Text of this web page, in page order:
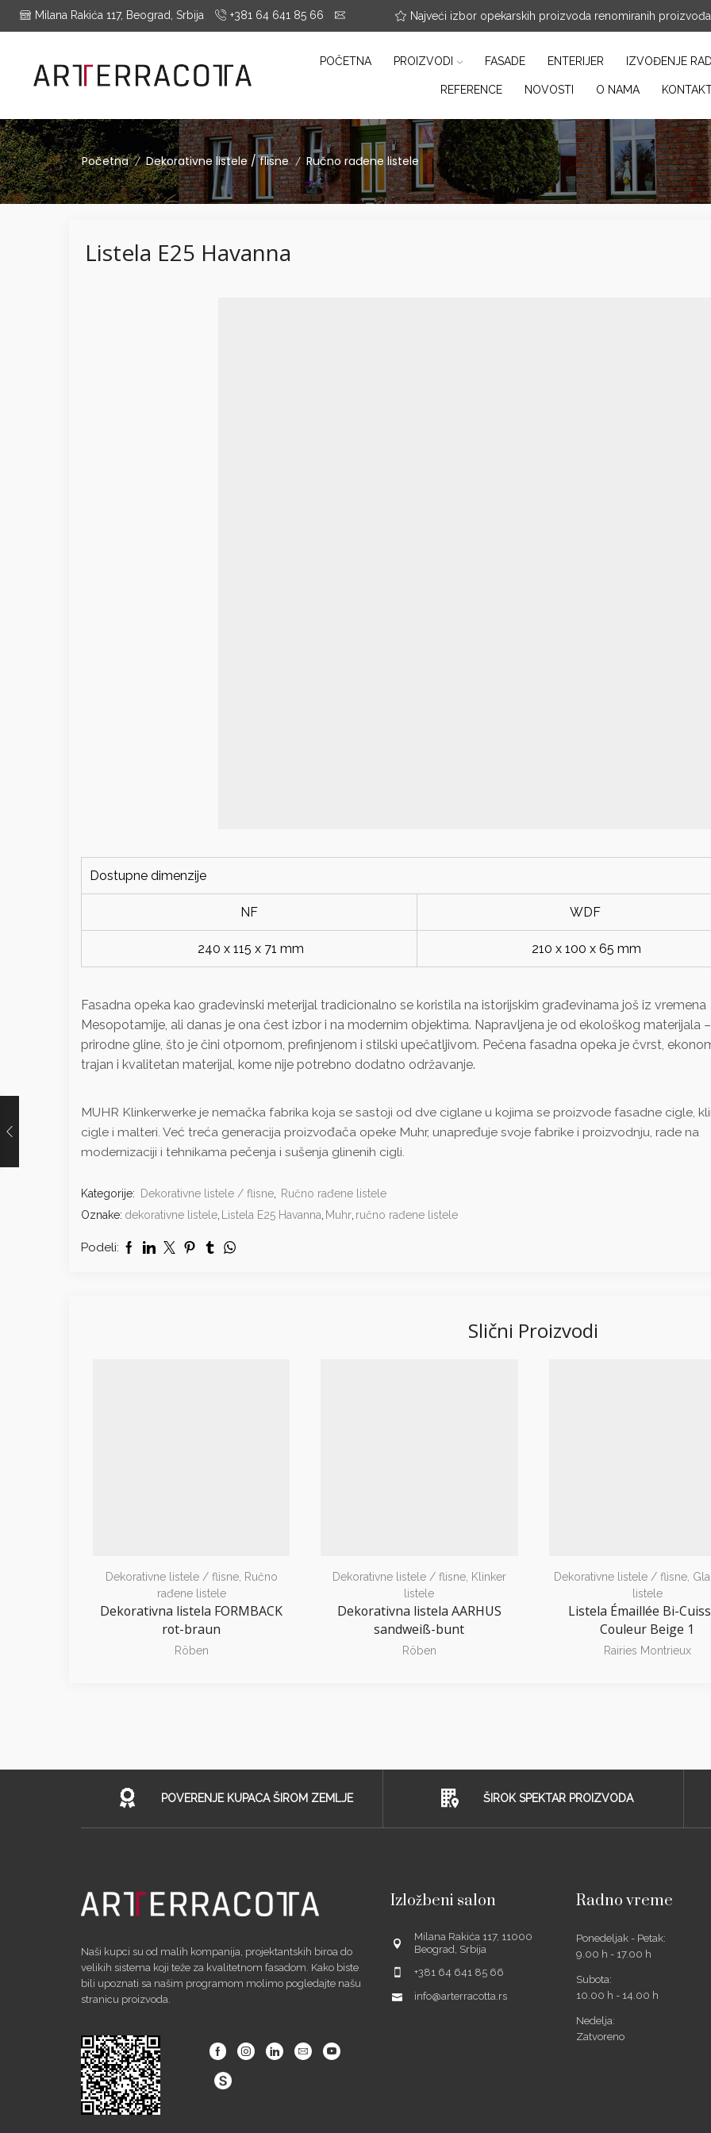
Milana Rakića 117, Beograd, Srbija +381 64 641 85 66 info@arterracotta.rs
Montrieux, Engels Baksteen, ABC-Klinkergruppe, Cotto D'este... Najveći izbor opekarskih proizvoda renomiranih
POČETNA PROIZVODI FASADE ENTERIJER IZVOĐENJE
REFERENCE NOVOSTI O NAMA
Početna / Dekorativne listele / flisne / Ručno rađene listele
Listela E25 Havanna
Dostupne dimenzije
NF WDF
240 x 115 x 71 mm 210 x 100 x 65 mm
Fasadna opeka kao građevinski meterijal tradicionalno se koristila na istorijskim građevinama još iz vremena
Mesopotamije, ali danas je ona čest izbor i na modernim objektima. Napravljena je od ekološkog materijala –
prirodne gline, što je čini otpornom, prefinjenom i stilski upečatljivom. Pečena fasadna opeka je čvrst,
trajan i kvalitetan materijal, kome nije potrebno dodatno održavanje.
MUHR Klinkerwerke je nemačka fabrika koja se sastoji od dve ciglane u kojima se proizvode fasadne cigle,
cigle i malteri. Već treća generacija proizvođača opeke Muhr, unapređuje svoje fabrike i proizvodnju, rade na
modernizaciji i tehnikama pečenja i sušenja glinenih cigli.
Kategorije: Dekorativne listele / flisne
Ručno rađene listele
Oznake: dekorativne listele Listela E25 Havanna Muhr ručno rađene listele
Podeli:
Slični Proizvodi
Dekorativne listele / flisne, Ručno
rađene listele
Dekorativna listela FORMBACK
rot-braun
Röben
Dekorativne listele / flisne, Klinker
listele
Dekorativna listela AARHUS
sandweiß-bunt
Röben
Dekorativne listele / flisne,
listele
Listela Émaillée Bi-
Couleur Beige 1
Rairies Montrieux
POVERENJE KUPACA ŠIROM ZEMLJE ŠIROK SPEKTAR PROIZVODA
Naši kupci su od malih kompanija, projektantskih biroa do
velikih sistema koji teže za kvalitetnom fasadom. Kako biste
bili upoznati sa našim programom molimo pogledajte našu
stranicu proizvoda.
FacebookInstagramLinkedinEmail Youtube
Izložbeni salon
Milana Rakića 117, 11000
Beograd, Srbija
+381 64 641 85 66
info@arterracotta.rs
Radno vreme
Ponedeljak - Petak:
9.00 h - 17.00 h
Subota:
10.00 h - 14.00 h
Nedelja:
Zatvoreno